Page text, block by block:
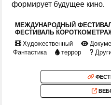
формирует будущее кино.
МЕЖДУНАРОДНЫЙ
ФЕСТИВАЛЬ
Художественный
Фантастика
террор